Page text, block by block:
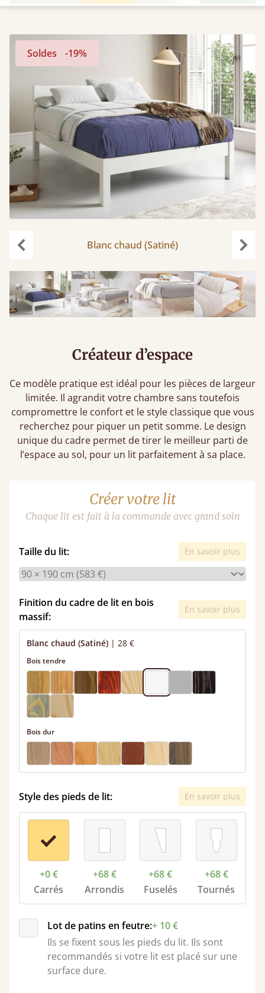
Soldes -19%
Blanc chaud (Satiné)
Créateur d’espace
Ce modèle pratique est idéal pour les pièces de largeur
limitée. Il agrandit votre chambre sans toutefois
compromettre le confort et le style classique que vous
recherchez pour piquer un petit somme. Le design
unique du cadre permet de tirer le meilleur parti de
l’espace au sol, pour un lit parfaitement à sa place.
Créer votre lit
Chaque lit est fait à la commande avec grand soin
Taille du lit: En savoir plus
Finition du cadre de lit en bois
massif:
En savoir plus
Blanc chaud (Satiné) | 28 €
Bois tendre
Bois dur
Style des pieds de lit: En savoir plus
+0 €
Carrés
+68 €
Arrondis
+68 €
Fuselés
+68 €
Tournés
Lot de patins en feutre:+ 10 €
Ils se fixent sous les pieds du lit. Ils sont
recommandés si votre lit est placé sur une
surface dure.